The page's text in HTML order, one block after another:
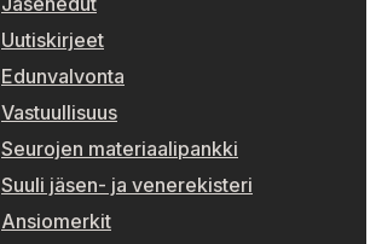
Uutiskirjeet
Edunvalvonta
Vastuullisuus
Seurojen materiaalipankki
Suuli jäsen- ja venerekisteri
Ansiomerkit